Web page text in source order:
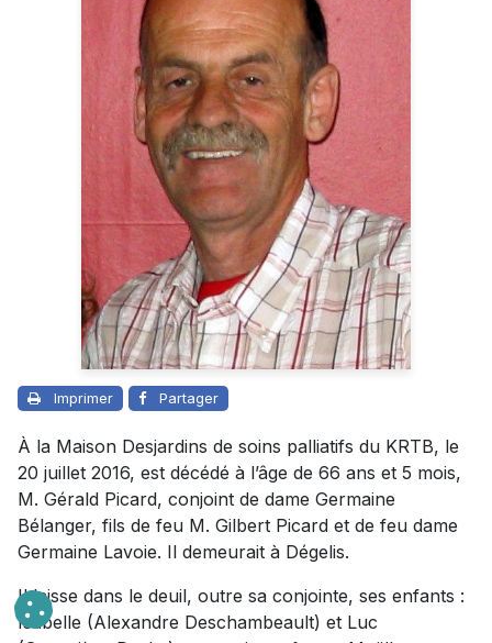
Imprimer Partager
À la Maison Desjardins de soins palliatifs du KRTB, le
20 juillet 2016, est décédé à l’âge de 66 ans et 5 mois,
M. Gérald Picard, conjoint de dame Germaine
Bélanger, fils de feu M. Gilbert Picard et de feu dame
Germaine Lavoie. Il demeurait à Dégelis.
Il laisse dans le deuil, outre sa conjointe, ses enfants :
Isabelle (Alexandre Deschambeault) et Luc